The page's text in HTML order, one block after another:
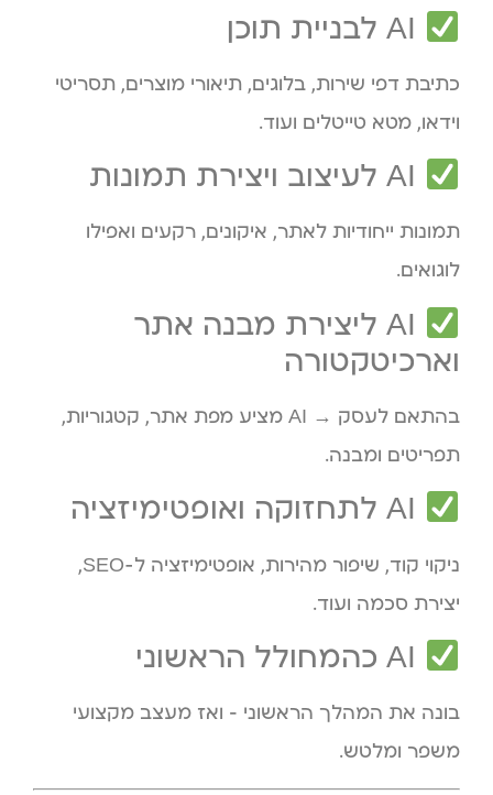
כתיבת דפי שירות, בלוגים, תיאורי מוצרים, תסריטי
וידאו, מטא טייטלים ועוד.
תמונות ייחודיות לאתר, איקונים, רקעים ואפילו
לוגואים.
AI ליצירת מבנה אתר
וארכיטקטורה
בהתאם לעסק → AI מציע מפת אתר, קטגוריות,
תפריטים ומבנה.
ניקוי קוד, שיפור מהירות, אופטימיזציה ל-SEO,
יצירת סכמה ועוד.
בונה את המהלך הראשוני – ואז מעצב מקצועי
משפר ומלטש.